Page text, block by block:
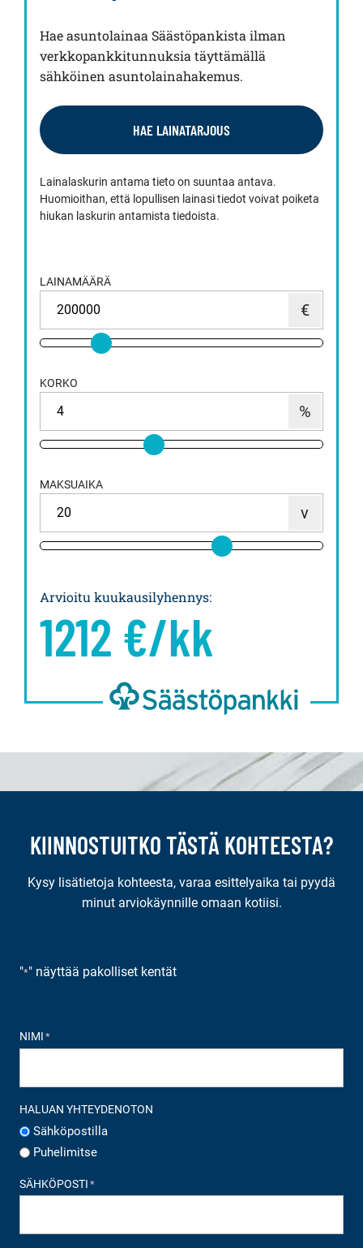
Hae asuntolainaa Säästöpankista ilman
verkkopankkitunnuksia täyttämällä
sähköinen asuntolainahakemus.
HAE LAINATARJOUS
Lainalaskurin antama tieto on suuntaa antava.
Huomioithan, että lopullisen lainasi tiedot voivat poiketa
hiukan laskurin antamista tiedoista.
LAINAMÄÄRÄ
KORKO
MAKSUAIKA
Arvioitu kuukausilyhennys:
1212 €/kk
KIINNOSTUITKO TÄSTÄ KOHTEESTA?
Kysy lisätietoja kohteesta, varaa esittelyaika tai pyydä
minut arviokäynnille omaan kotiisi.
"*" näyttää pakolliset kentät
NIMI *
HALUAN YHTEYDENOTON
Sähköpostilla
Puhelimitse
SÄHKÖPOSTI *